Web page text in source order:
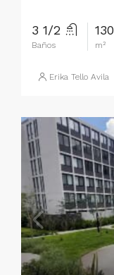
3 1/2
Baños
130
m²
Erika Tello Avila